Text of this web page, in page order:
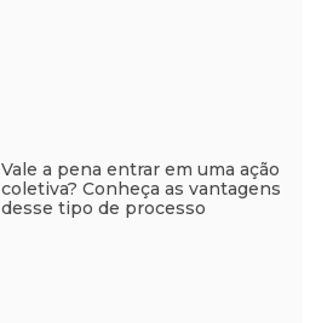
Vale a pena entrar em uma ação
coletiva? Conheça as vantagens
desse tipo de processo